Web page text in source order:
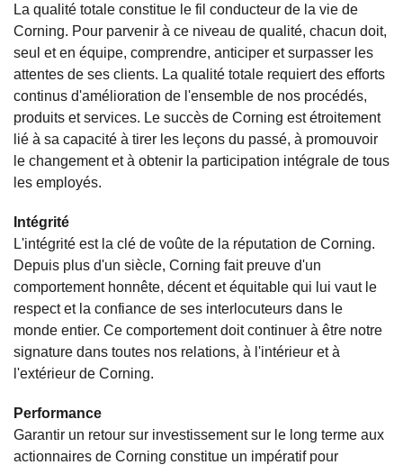
La qualité totale constitue le fil conducteur de la vie de
Corning. Pour parvenir à ce niveau de qualité, chacun doit,
seul et en équipe, comprendre, anticiper et surpasser les
attentes de ses clients. La qualité totale requiert des efforts
continus d'amélioration de l'ensemble de nos procédés,
produits et services. Le succès de Corning est étroitement
lié à sa capacité à tirer les leçons du passé, à promouvoir
le changement et à obtenir la participation intégrale de tous
les employés.
Intégrité
L'intégrité est la clé de voûte de la réputation de Corning.
Depuis plus d'un siècle, Corning fait preuve d'un
comportement honnête, décent et équitable qui lui vaut le
respect et la confiance de ses interlocuteurs dans le
monde entier. Ce comportement doit continuer à être notre
signature dans toutes nos relations, à l'intérieur et à
l'extérieur de Corning.
Performance
Garantir un retour sur investissement sur le long terme aux
actionnaires de Corning constitue un impératif pour